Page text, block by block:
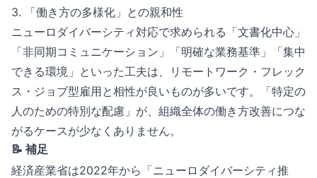
3. 「働き方の多様化」との親和性
ニューロダイバーシティ対応で求められる「文書化中心」
「非同期コミュニケーション」「明確な業務基準」「集中
できる環境」といった工夫は、リモートワーク・フレック
ス・ジョブ型雇用と相性が良いものが多いです。「特定の
人のための特別な配慮」が、組織全体の働き方改善につな
がるケースが少なくありません。
📝 補足
経済産業省は2022年から「ニューロダイバーシティ推